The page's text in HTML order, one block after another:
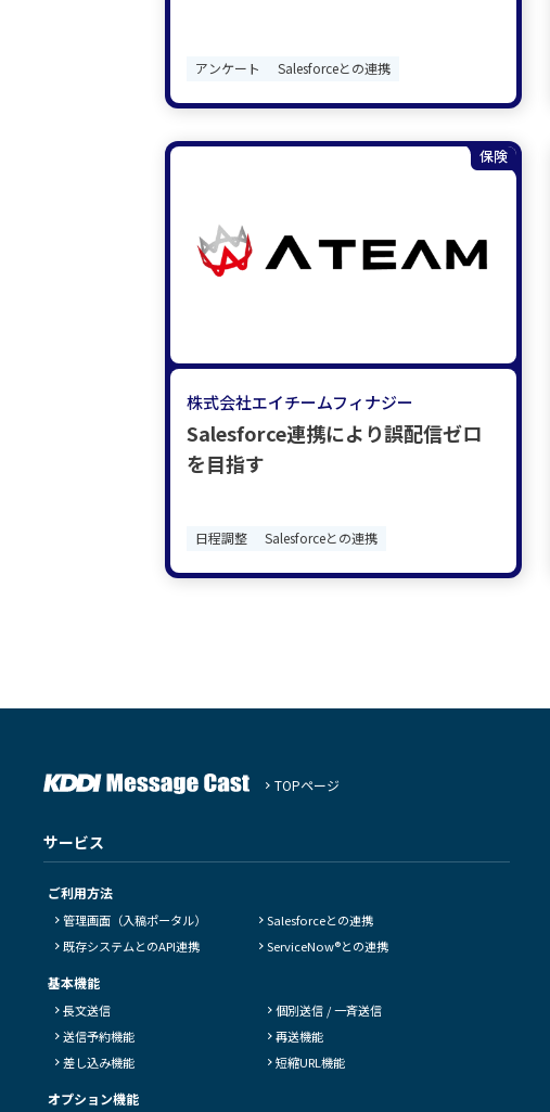
アンケート Salesforceとの連携
保険
株式会社エイチームフィナジー
Salesforce連携により誤配信ゼロ
を目指す
日程調整 Salesforceとの連携
TOPページ
サービス
ご利用方法
管理画面（入稿ポータル）
既存システムとのAPI連携
Salesforceとの連携
ServiceNow®との連携
基本機能
長文送信
送信予約機能
差し込み機能
個別送信 / 一斉送信
再送機能
短縮URL機能
オプション機能